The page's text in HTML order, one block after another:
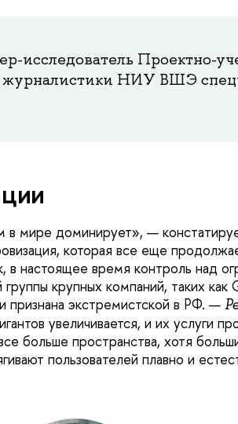
исследователь Проектно-
журналистики НИУ ВШЭ
в мире доминирует», —
которая все еще
в настоящее время контроль над
крупных компаний, таких как
экстремистской в РФ. —
увеличивается, и их услуги
больше пространства, хотя
пользователей плавно и